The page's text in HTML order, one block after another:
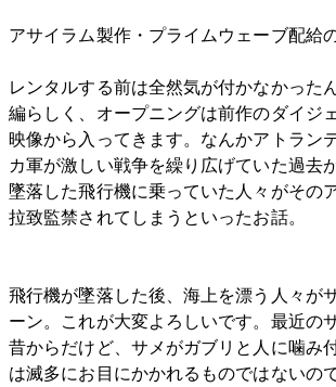
アサイラム製作・プライムウェーブ配給
レンタルする前は全然気が付かなかった
編らしく、オープニングは前作のダイジ
映像から入ってきます。なんかアトラン
カ軍が激しい戦争を繰り広げていた過去
墜落した飛行機に乗っていた人々がその
拉致監禁されてしまうといったお話。
飛行機が墜落した後、海上を漂う人々が
ーン。これが大変よろしいです。最近の
昔からだけど、サメがガブリと人に噛み
は滅多にお目にかかれるものではないの